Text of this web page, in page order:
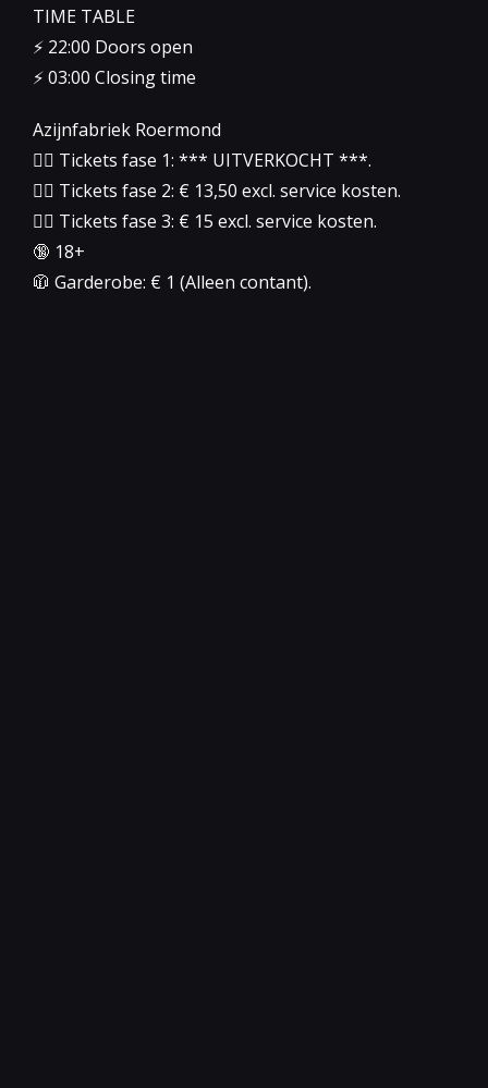
TIME TABLE
⚡️ 22:00 Doors open
⚡️ 03:00 Closing time
Azijnfabriek Roermond
👉🏻 Tickets fase 1: *** UITVERKOCHT ***.
👉🏻 Tickets fase 2: € 13,50 excl. service kosten.
👉🏻 Tickets fase 3: € 15 excl. service kosten.
🔞 18+
🧥 Garderobe: € 1 (Alleen contant).